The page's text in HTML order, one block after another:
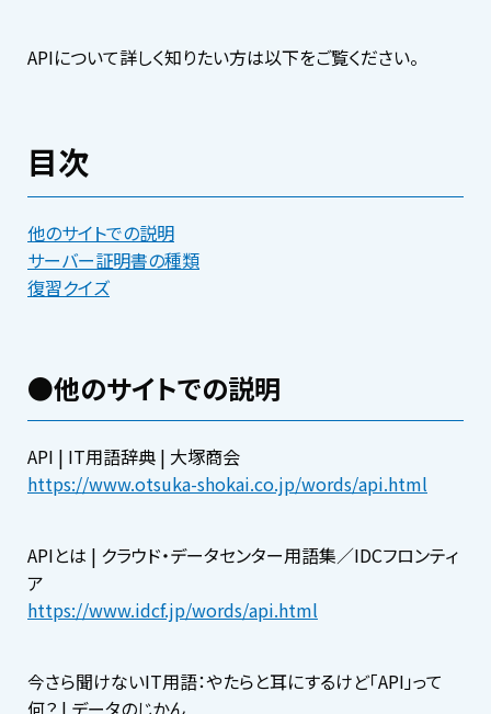
APIについて詳しく知りたい方は以下をご覧ください。
目次
他のサイトでの説明
サーバー証明書の種類
復習クイズ
●他のサイトでの説明
API | IT用語辞典 | 大塚商会
https://www.otsuka-shokai.co.jp/words/api.html
APIとは | クラウド・データセンター用語集／IDCフロンティ
ア
https://www.idcf.jp/words/api.html
今さら聞けないIT用語：やたらと耳にするけど「API」って
何？ | データのじかん